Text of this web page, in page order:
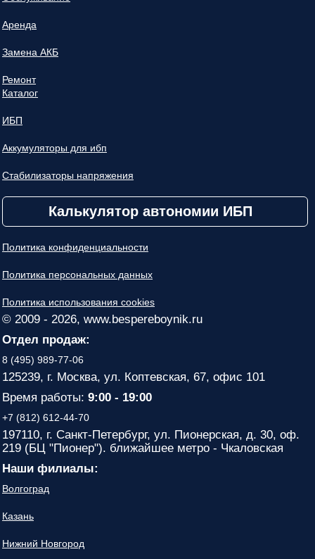
Аренда
Замена АКБ
Ремонт
Каталог
ИБП
Аккумуляторы для ибп
Стабилизаторы напряжения
Калькулятор автономии ИБП
Политика конфиденциальности
Политика персональных данных
Политика использования cookies
© 2009 - 2026, www.bespereboynik.ru
Отдел продаж:
8 (495) 989-77-06
125239, г. Москва, ул. Коптевская, 67, офис 101
Время работы: 9:00 - 19:00
+7 (812) 612-44-70
197110, г. Санкт-Петербург, ул. Пионерская, д. 30, оф.
219 (БЦ "Пионер"). ближайшее метро - Чкаловская
Наши филиалы:
Волгоград
Казань
Нижний Новгород